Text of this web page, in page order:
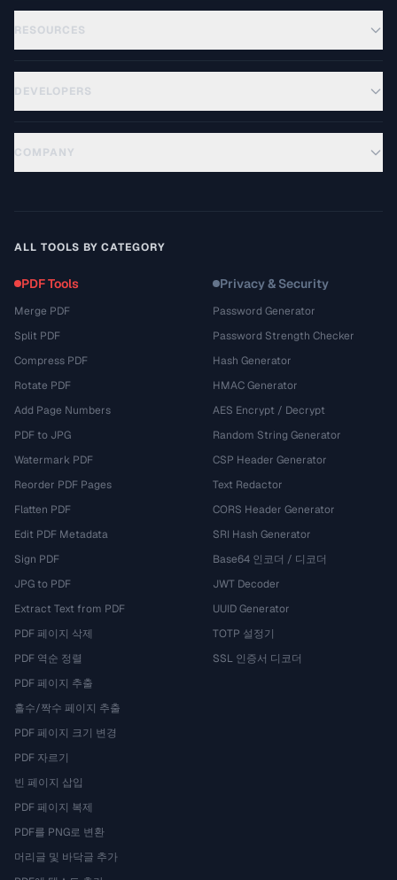
RESOURCES
DEVELOPERS
COMPANY
ALL TOOLS BY CATEGORY
PDF Tools
Merge PDF
Split PDF
Compress PDF
Rotate PDF
Add Page Numbers
PDF to JPG
Watermark PDF
Reorder PDF Pages
Flatten PDF
Edit PDF Metadata
Sign PDF
JPG to PDF
Extract Text from PDF
PDF 페이지 삭제
PDF 역순 정렬
PDF 페이지 추출
홀수/짝수 페이지 추출
PDF 페이지 크기 변경
PDF 자르기
빈 페이지 삽입
PDF 페이지 복제
PDF를 PNG로 변환
머리글 및 바닥글 추가
Privacy & Security
Password Generator
Password Strength Checker
Hash Generator
HMAC Generator
AES Encrypt / Decrypt
Random String Generator
CSP Header Generator
Text Redactor
CORS Header Generator
SRI Hash Generator
Base64 인코더 / 디코더
JWT Decoder
UUID Generator
TOTP 설정기
SSL 인증서 디코더